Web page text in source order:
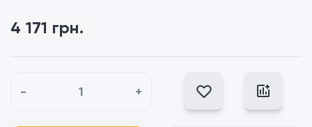
4 171 грн.
- +